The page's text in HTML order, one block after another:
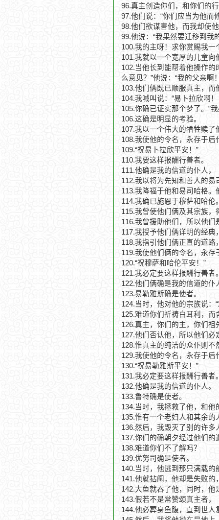
96.真主创造你们，和你们的
97.他们说：“你们应当为他而
98.他们欲谋害他，而我却使
99.他说：“我果然要迁移到我
100.我的主呀！求你赏赐我一
101.我就以一个宽厚的儿童向
102.当他长到能帮着他操作
么意见？”他说：“我的父亲
103.他们俩既已顺服真主，而
104.我喊叫说：“易卜拉欣啊！
105.你确已证实那个梦了。”
106.这确是明显的考验。
107.我以一个伟大的牺牲赎了
108.我使他的令名，永存于后
109.“祝易卜拉欣平安！”
110.我要这样报酬行善者。
111.他确是我的信道的仆人，
112.我以将为先知和善人的易
113.我降福于他和易司哈格
114.我确已施恩于穆萨和哈伦
115.我曾使他们俩及其宗族，
116.我曾援助他们，所以他们
117.我授予他们俩详明的经典
118.我指引他们俩正直的道路
119.我使他们俩的令名，永存
120.“祝穆萨和哈伦平安！”
121.我必定要这样报酬行善者
122.他们俩确是我的信道的仆
123.易勒雅斯确是使者。
124.当时，他对他的宗族说：
125.难道你们祈祷白耳利，
126.真主，你们的主，你们祖
127.他们否认他，所以他们必
128.惟真主的纯洁的众仆则不
129.我使他的令名，永存于后
130.“祝易勒雅斯平安！”
131.我必定要这样报酬行善者
132.他确是我的信道的仆人。
133.鲁特确是使者。
134.当时，我拯救了他，和他
135.惟有一个老妇人和其余的
136.然后，我毁灭了别的许多
137.你们的确朝夕经过他们的
138.难道你们不了解吗？
139.优努司确是使者。
140.当时，他逃到那只满载的
141.他就拈阄，他却是失败的
142.大鱼就吞了他，同时，他
143.假若不是常赞颂真主者，
144.他必葬身鱼腹，直到世人